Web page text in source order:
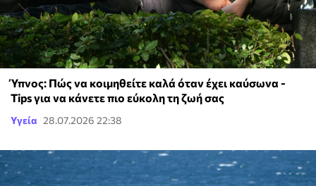
Ύπνος: Πώς να κοιμηθείτε καλά όταν έχει καύσωνα -
Τips για να κάνετε πιο εύκολη τη ζωή σας
Υγεία 28.07.2026 22:38